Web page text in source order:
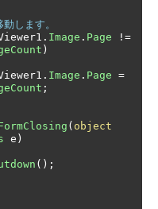
します。
. Image . Page
!=
)
. Image . Page =
;
( object
e )
();